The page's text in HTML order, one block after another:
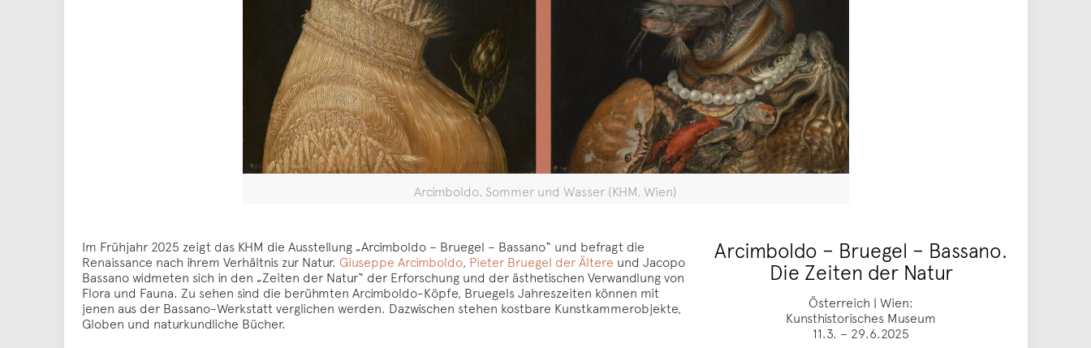
Arcimboldo, Sommer und Wasser (KHM, Wien)
Im Frühjahr 2025 zeigt das KHM die Ausstellung „Arcimboldo – Bruegel – Bassano“ und befragt die
Renaissance nach ihrem Verhältnis zur Natur. Giuseppe Arcimboldo, Pieter Bruegel der Ältere und Jacopo
Bassano widmeten sich in den „Zeiten der Natur“ der Erforschung und der ästhetischen Verwandlung von
Flora und Fauna. Zu sehen sind die berühmten Arcimboldo-Köpfe, Bruegels Jahreszeiten können mit
jenen aus der Bassano-Werkstatt verglichen werden. Dazwischen stehen kostbare Kunstkammerobjekte,
Globen und naturkundliche Bücher.
Arcimboldo – Bruegel – Bassano.
Die Zeiten der Natur
Österreich | Wien:
Kunsthistorisches Museum
11.3. – 29.6.2025